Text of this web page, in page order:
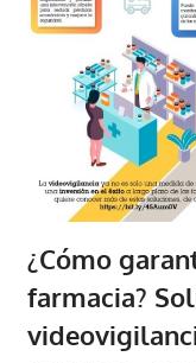
¿Cómo
farmacia?